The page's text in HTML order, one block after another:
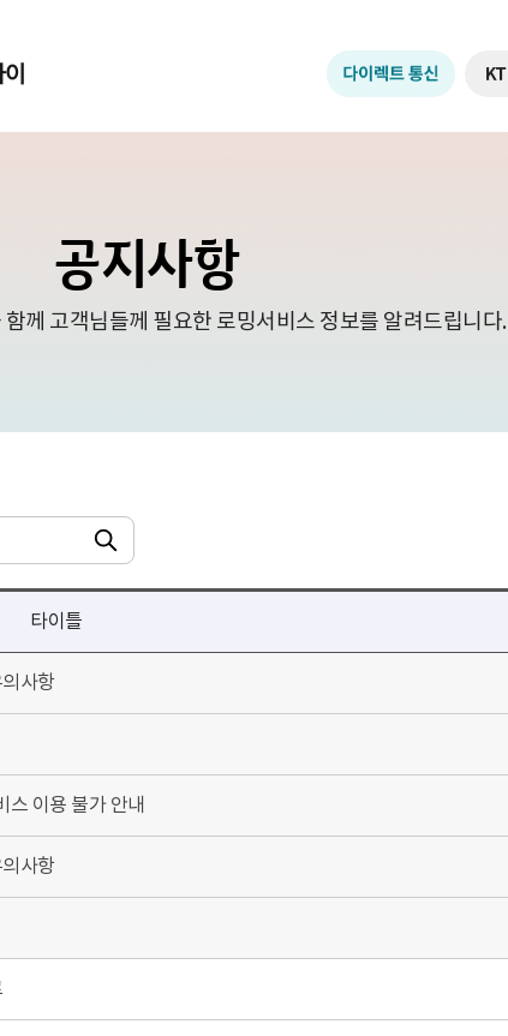
공지사항
께 고객님들께 필요한 로밍서비스 정보를 알려드립니다.
검색
타이틀
사항
스 이용 불가 안내
사항